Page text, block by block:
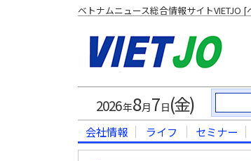
ベトナムニュース総合情報サイトVIETJO [
2026年8月7 日(金)
会社情報 ライフ セミナー